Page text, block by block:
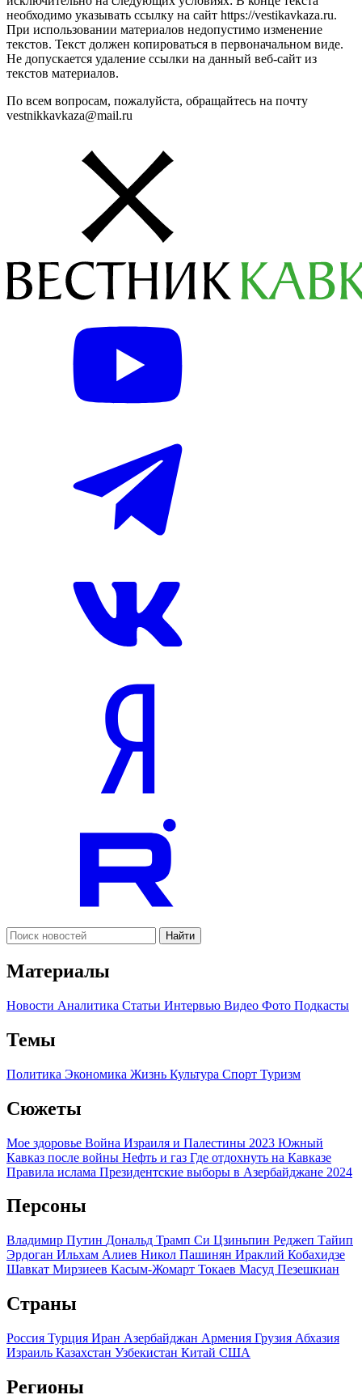
необходимо указывать ссылку на сайт https://vestikavkaza.ru.
При использовании материалов недопустимо изменение
текстов. Текст должен копироваться в первоначальном виде.
Не допускается удаление ссылки на данный веб-сайт из
текстов материалов.
По всем вопросам, пожалуйста, обращайтесь на почту
vestnikkavkaza@mail.ru
Найти
Материалы
Новости Аналитика Статьи Интервью Видео Фото Подкасты
Темы
Политика Экономика Жизнь Культура Спорт Туризм
Сюжеты
Мое здоровье Война Израиля и Палестины 2023 Южный
Кавказ после войны Нефть и газ Где отдохнуть на Кавказе
Правила ислама Президентские выборы в Азербайджане 2024
Персоны
Владимир Путин Дональд Трамп Си Цзиньпин Реджеп Тайип
Эрдоган Ильхам Алиев Никол Пашинян Ираклий Кобахидзе
Шавкат Мирзиеев Касым-Жомарт Токаев Масуд Пезешкиан
Страны
Россия Турция Иран Азербайджан Армения Грузия Абхазия
Израиль Казахстан Узбекистан Китай США
Регионы